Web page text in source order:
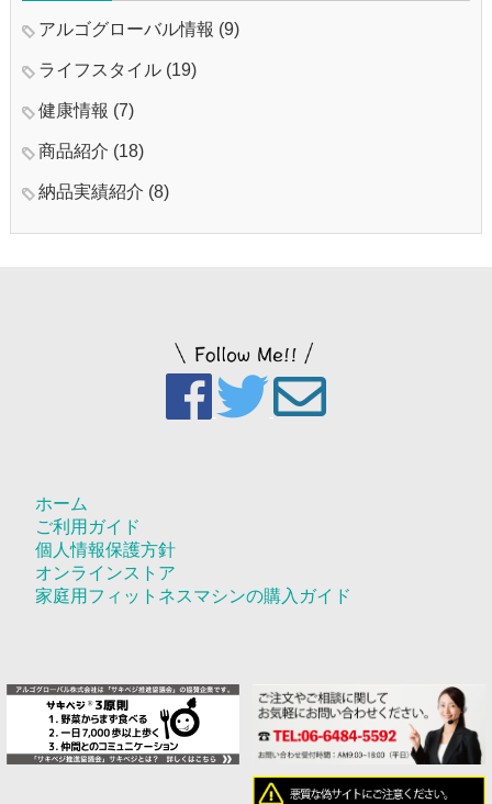
アルゴグローバル情報 (9)
ライフスタイル(19)
健康情報 (7)
商品紹介 (18)
納品実績紹介 (8)
ホーム
ご利用ガイド
個人情報保護方針
オンラインストア
家庭用フィットネスマシンの購入ガイド